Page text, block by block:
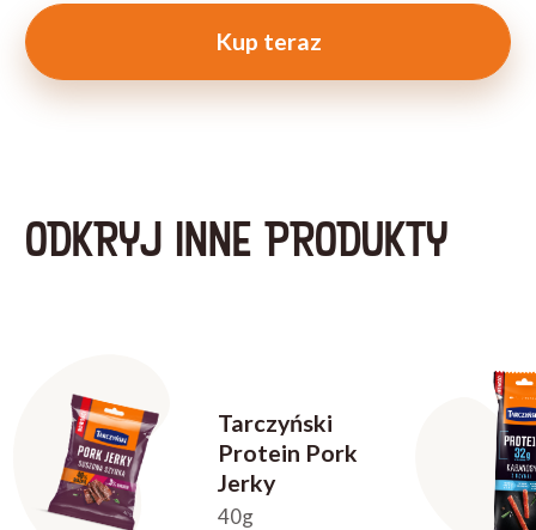
Kup teraz
ODKRYJ INNE PRODUKTY
Tarczyński
Protein Pork
Jerky
40g